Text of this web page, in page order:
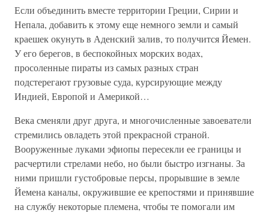
Если объединить вместе территории Греции, Сирии и
Непала, добавить к этому еще немного земли и самый
краешек окунуть в Аденский залив, то получится Йемен.
У его берегов, в беспокойных морских водах,
просоленные пираты из самых разных стран
подстерегают грузовые суда, курсирующие между
Индией, Европой и Америкой…
Века сменяли друг друга, и многочисленные завоеватели
стремились овладеть этой прекрасной страной.
Вооруженные луками эфиопы пересекли ее границы и
расчертили стрелами небо, но были быстро изгнаны. За
ними пришли густобровые персы, прорывшие в земле
Йемена каналы, окружившие ее крепостями и принявшие
на службу некоторые племена, чтобы те помогали им